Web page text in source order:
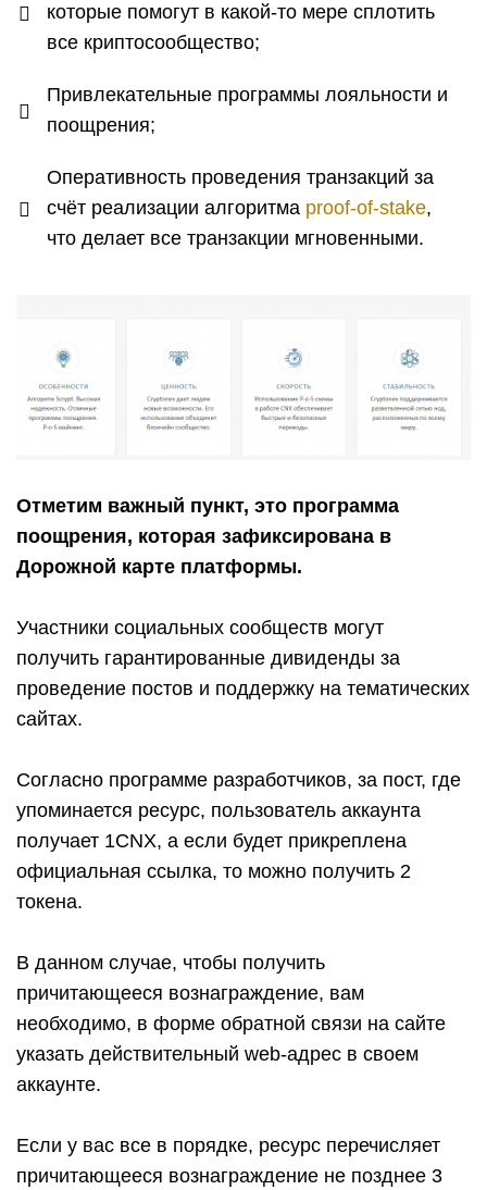
которые помогут в какой-то мере сплотить
все криптосообщество;
Привлекательные программы лояльности и
поощрения;
Оперативность проведения транзакций за
счёт реализации алгоритма proof-of-stake,
что делает все транзакции мгновенными.
Отметим важный пункт, это программа
поощрения, которая зафиксирована в
Дорожной карте платформы.
Участники социальных сообществ могут
получить гарантированные дивиденды за
проведение постов и поддержку на тематических
сайтах.
Согласно программе разработчиков, за пост, где
упоминается ресурс, пользователь аккаунта
получает 1CNX, а если будет прикреплена
официальная ссылка, то можно получить 2
токена.
В данном случае, чтобы получить
причитающееся вознаграждение, вам
необходимо, в форме обратной связи на сайте
указать действительный web-адрес в своем
аккаунте.
Если у вас все в порядке, ресурс перечисляет
причитающееся вознаграждение не позднее 3